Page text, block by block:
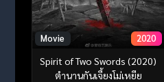
Movie 2020
Spirit of Two Swords (2020)
ตำนานกันเจี้ยงโม่เหยีย